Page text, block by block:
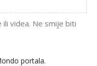
videa. Ne smije biti
portala.